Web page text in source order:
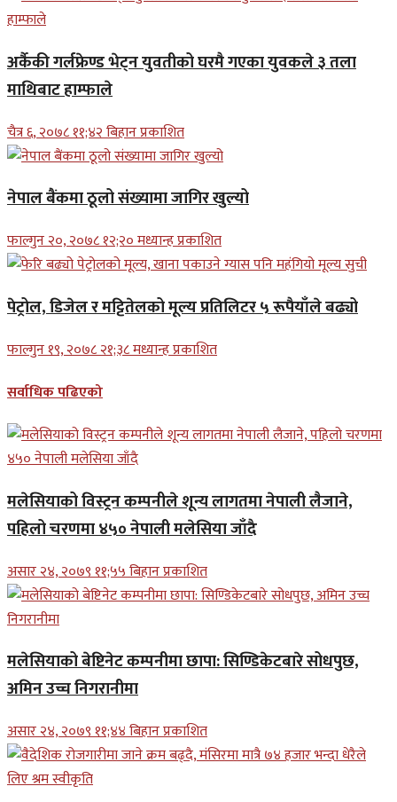
अर्कैकी गर्लफ्रेण्ड भेट्न युवतीको घरमै गएका युवकले ३ तला
माथिबाट हाम्फाले
चैत्र ६, २०७८ ११;४२ बिहान प्रकाशित
नेपाल बैंकमा ठूलो संख्यामा जागिर खुल्यो
फाल्गुन २०, २०७८ १२;२० मध्यान्ह प्रकाशित
पेट्रोल, डिजेल र मट्टितेलको मूल्य प्रतिलिटर ५ रूपैयाँले बढ्यो
फाल्गुन १९, २०७८ २१;३८ मध्यान्ह प्रकाशित
सर्वाधिक पढिएको
मलेसियाको विस्ट्रन कम्पनीले शून्य लागतमा नेपाली लैजाने,
पहिलो चरणमा ४५० नेपाली मलेसिया जाँदै
असार २४, २०७९ ११;५५ बिहान प्रकाशित
मलेसियाको बेष्टिनेट कम्पनीमा छापा: सिण्डिकेटबारे सोधपुछ,
अमिन उच्च निगरानीमा
असार २४, २०७९ ११;४४ बिहान प्रकाशित